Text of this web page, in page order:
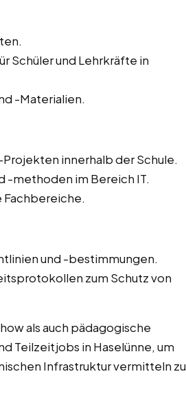
Schüler und Lehrkräfte in
-Materialien.
innerhalb der Schule.
-methoden im Bereich IT.
Fachbereiche.
und -bestimmungen.
zum Schutz von
als auch pädagogische
Teilzeitjobs in Haselünne, um
Infrastruktur vermitteln zu